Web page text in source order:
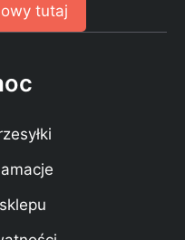
tutaj